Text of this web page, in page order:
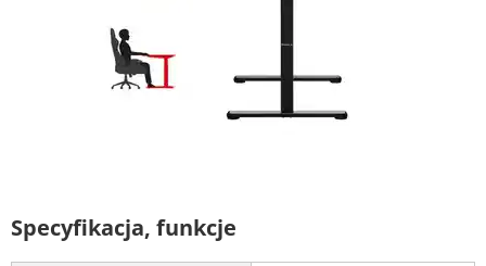
Specyfikacja, funkcje